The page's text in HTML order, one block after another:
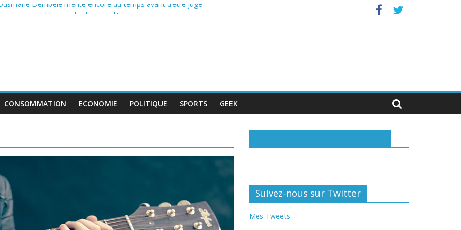
Dembélé mérite encore du temps avant d’être jugé
CONSOMMATION ECONOMIE POLITIQUE SPORTS GEEK
Suivez-nous sur Twitter
Mes Tweets